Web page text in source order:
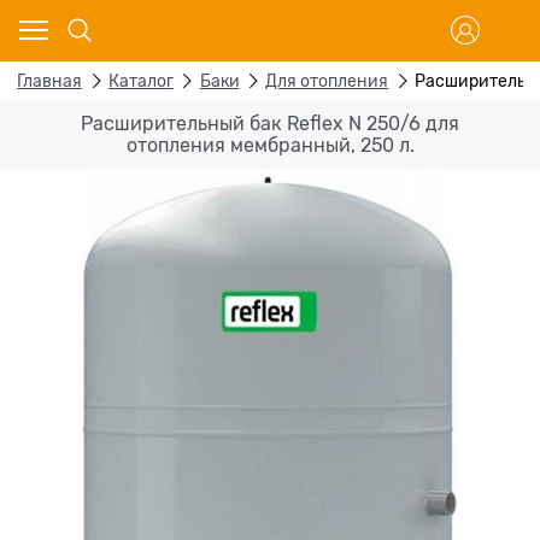
Главная Каталог Баки Для отопления
Расширительный бак Reflex N 250/6 для
отопления мембранный, 250 л.